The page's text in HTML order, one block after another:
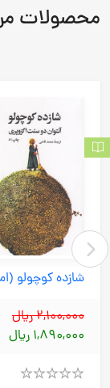
محصولات
2,100,000 ریال
1,890,000 ریال